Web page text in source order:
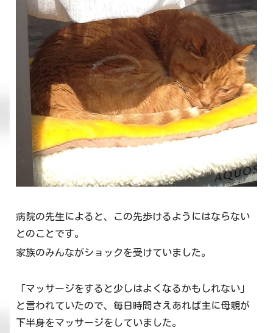
病院の先生によると、この先歩けるようにはならない
とのことです。
家族のみんながショックを受けていました。
「マッサージをすると少しはよくなるかもしれない」
と言われていたので、毎日時間さえあれば主に母親が
下半身をマッサージをしていました。